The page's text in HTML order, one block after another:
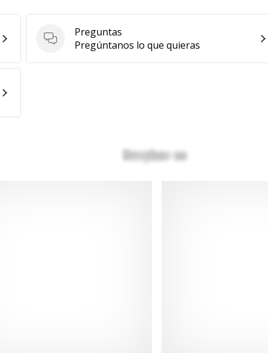
Preguntas
Preguntas
Pregúntanos lo que quieras